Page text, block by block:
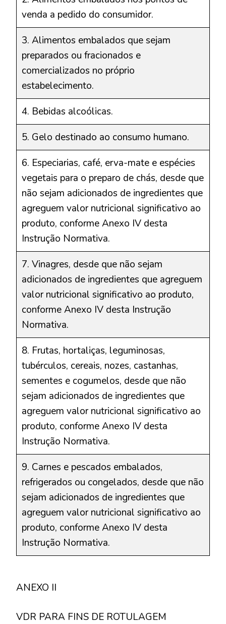
venda a pedido do consumidor.
3. Alimentos embalados que sejam
preparados ou fracionados e
comercializados no próprio
estabelecimento.
4. Bebidas alcoólicas.
5. Gelo destinado ao consumo humano.
6. Especiarias, café, erva-mate e espécies
vegetais para o preparo de chás, desde que
não sejam adicionados de ingredientes que
agreguem valor nutricional significativo ao
produto, conforme Anexo IV desta
Instrução Normativa.
7. Vinagres, desde que não sejam
adicionados de ingredientes que agreguem
valor nutricional significativo ao produto,
conforme Anexo IV desta Instrução
Normativa.
8. Frutas, hortaliças, leguminosas,
tubérculos, cereais, nozes, castanhas,
sementes e cogumelos, desde que não
sejam adicionados de ingredientes que
agreguem valor nutricional significativo ao
produto, conforme Anexo IV desta
Instrução Normativa.
9. Carnes e pescados embalados,
refrigerados ou congelados, desde que não
sejam adicionados de ingredientes que
agreguem valor nutricional significativo ao
produto, conforme Anexo IV desta
Instrução Normativa.
ANEXO II
VDR PARA FINS DE ROTULAGEM